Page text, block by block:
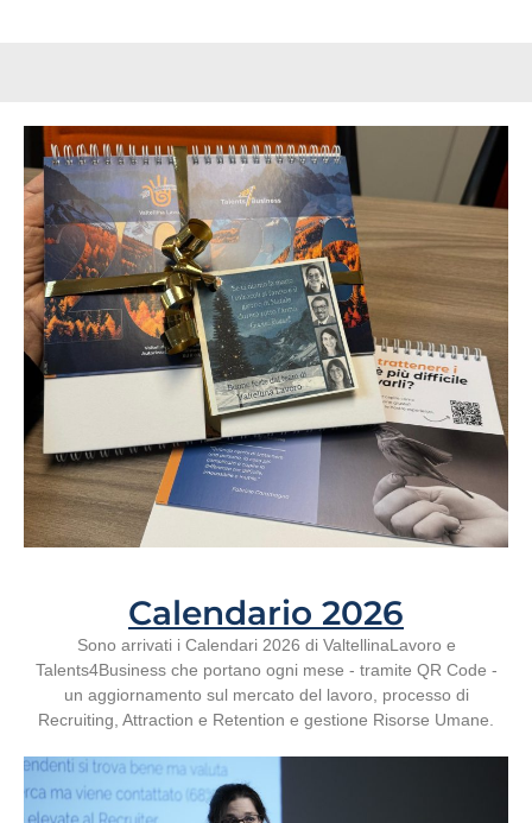
Calendario 2026
Sono arrivati i Calendari 2026 di ValtellinaLavoro e
Talents4Business che portano ogni mese - tramite QR Code -
un aggiornamento sul mercato del lavoro, processo di
Recruiting, Attraction e Retention e gestione Risorse Umane.